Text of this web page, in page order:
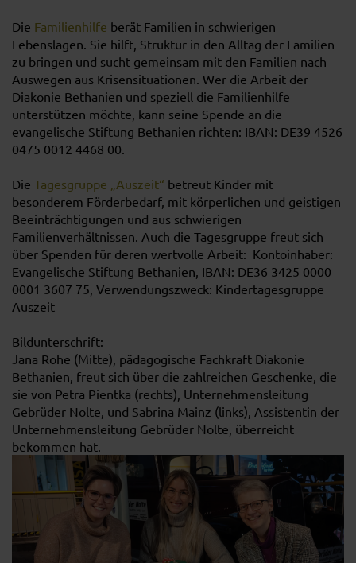
Die Familienhilfe berät Familien in schwierigen
Lebenslagen. Sie hilft, Struktur in den Alltag der Familien
zu bringen und sucht gemeinsam mit den Familien nach
Auswegen aus Krisensituationen. Wer die Arbeit der
Diakonie Bethanien und speziell die Familienhilfe
unterstützen möchte, kann seine Spende an die
evangelische Stiftung Bethanien richten: IBAN: DE39 4526
0475 0012 4468 00.
Die Tagesgruppe „Auszeit“ betreut Kinder mit
besonderem Förderbedarf, mit körperlichen und geistigen
Beeinträchtigungen und aus schwierigen
Familienverhältnissen. Auch die Tagesgruppe freut sich
über Spenden für deren wertvolle Arbeit: Kontoinhaber:
Evangelische Stiftung Bethanien, IBAN: DE36 3425 0000
0001 3607 75, Verwendungszweck: Kindertagesgruppe
Auszeit
Bildunterschrift:
Jana Rohe (Mitte), pädagogische Fachkraft Diakonie
Bethanien, freut sich über die zahlreichen Geschenke, die
sie von Petra Pientka (rechts), Unternehmensleitung
Gebrüder Nolte, und Sabrina Mainz (links), Assistentin der
Unternehmensleitung Gebrüder Nolte, überreicht
bekommen hat.